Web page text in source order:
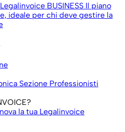
Legalinvoice BUSINESS Il piano
ideale per chi deve gestire la
Sezione Professionisti
la tua Legalinvoice